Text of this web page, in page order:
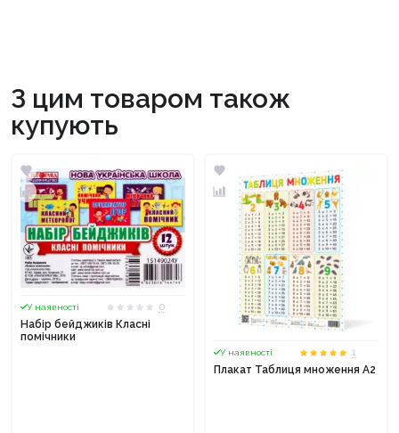
З цим товаром також
купують
У наявності
0
Набір бейджиків Класні
помічники
У наявності
1
Плакат Таблиця множення А2